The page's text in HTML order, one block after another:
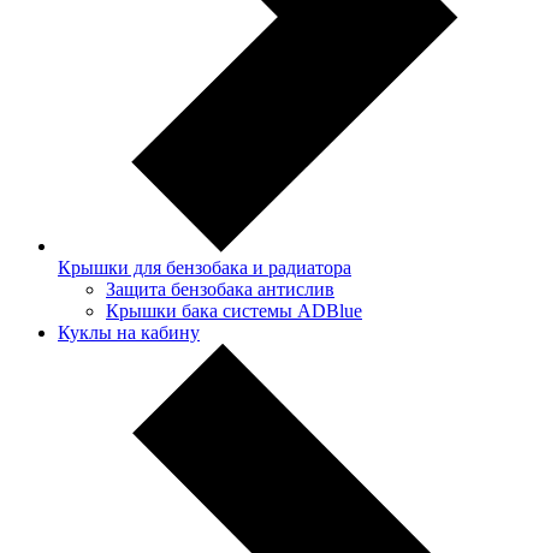
Крышки для бензобака и радиатора
Защита бензобака антислив
Крышки бака системы ADBlue
Куклы на кабину